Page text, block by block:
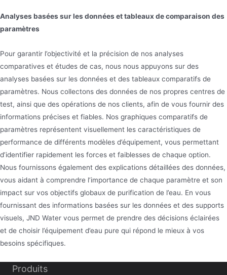
Analyses basées sur les données et tableaux de comparaison des
paramètres
Pour garantir l’objectivité et la précision de nos analyses
comparatives et études de cas, nous nous appuyons sur des
analyses basées sur les données et des tableaux comparatifs de
paramètres. Nous collectons des données de nos propres centres de
test, ainsi que des opérations de nos clients, afin de vous fournir des
informations précises et fiables. Nos graphiques comparatifs de
paramètres représentent visuellement les caractéristiques de
performance de différents modèles d’équipement, vous permettant
d’identifier rapidement les forces et faiblesses de chaque option.
Nous fournissons également des explications détaillées des données,
vous aidant à comprendre l’importance de chaque paramètre et son
impact sur vos objectifs globaux de purification de l’eau. En vous
fournissant des informations basées sur les données et des supports
visuels, JND Water vous permet de prendre des décisions éclairées
et de choisir l’équipement d’eau pure qui répond le mieux à vos
besoins spécifiques.
Produits